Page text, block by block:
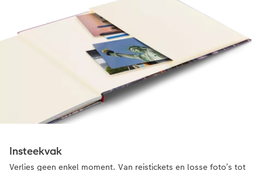
Perfect voor je panoramafoto's
Verkrijgbaar voor het CEWE FOTOBOEK
op fotopapier
Insteekvak
Verlies geen enkel moment. Van reistickets en losse foto’s tot